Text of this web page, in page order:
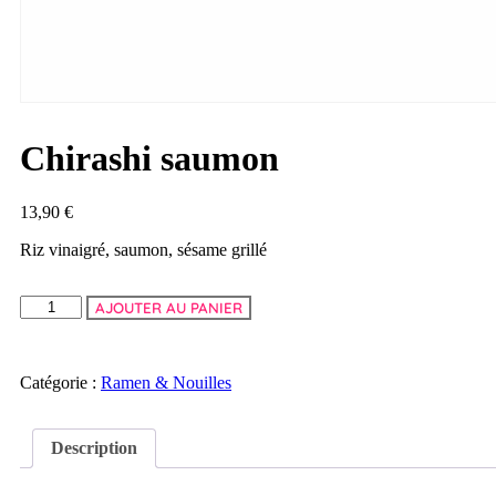
Chirashi saumon
13,90 €
Riz vinaigré, saumon, sésame grillé
AJOUTER AU PANIER
Catégorie : Ramen & Nouilles
Description